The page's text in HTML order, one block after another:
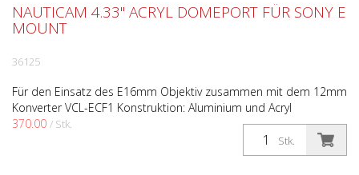
370.00 / Stk.
statt
621.00
Stk.
NAUTICAM 4.33" ACRYL DOMEPORT FÜR SONY E
MOUNT
36125
Für den Einsatz des E16mm Objektiv zusammen mit dem 12mm
Konverter VCL-ECF1 Konstruktion: Aluminium und Acryl
(Domeglas) Oberflächenbehandlung: Hartanodisiert Tauchtiefe:...